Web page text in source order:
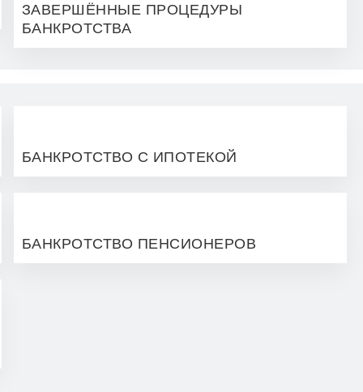
ЗАВЕРШЁННЫЕ ПРОЦЕДУРЫ
БАНКРОТСТВА
БАНКРОТСТВО С ИПОТЕКОЙ
БАНКРОТСТВО ПЕНСИОНЕРОВ